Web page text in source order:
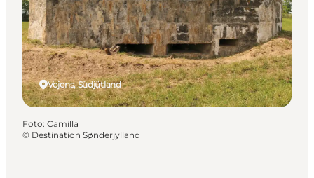
Unterkünfte
Reiseplanung
Vojens, Südjütland
Foto: Camilla
© Destination Sønderjylland